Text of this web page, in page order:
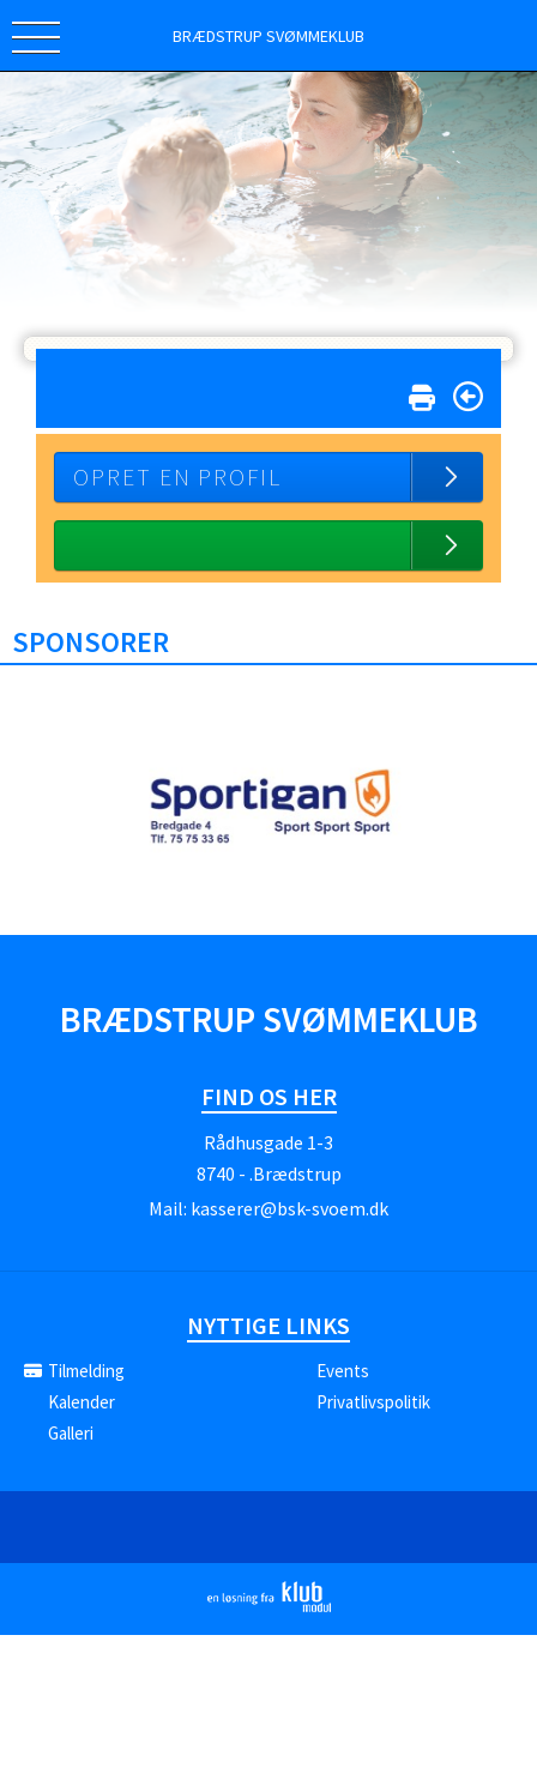
BRÆDSTRUP SVØMMEKLUB
OPRET EN PROFIL
SPONSORER
BRÆDSTRUP SVØMMEKLUB
FIND OS HER
Rådhusgade 1-3
8740 - .Brædstrup
Mail: kasserer@bsk-svoem.dk
NYTTIGE LINKS
Tilmelding
Events
Kalender
Privatlivspolitik
Galleri